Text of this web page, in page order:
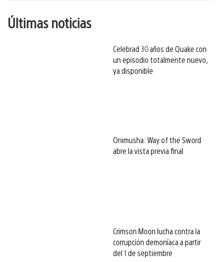
Últimas noticias
Celebrad 30 años de Quake con
un episodio totalmente nuevo,
ya disponible
Onimusha: Way of the Sword
abre la vista previa final
Crimson Moon lucha contra la
corrupción demoníaca a partir
del 1 de septiembre